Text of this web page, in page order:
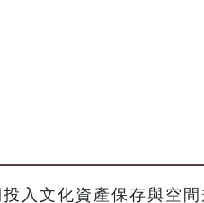
入文化資產保存與空間